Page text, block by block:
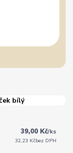
39,00 Kč/ks
32,23 Kčbez DPH